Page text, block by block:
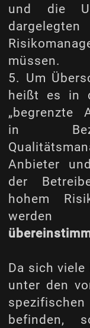
und die
müssen.
5. Um
heißt es in
„begrenzte
in
Anbieter
der
hohem
Da sich viele
unter den
befinden,